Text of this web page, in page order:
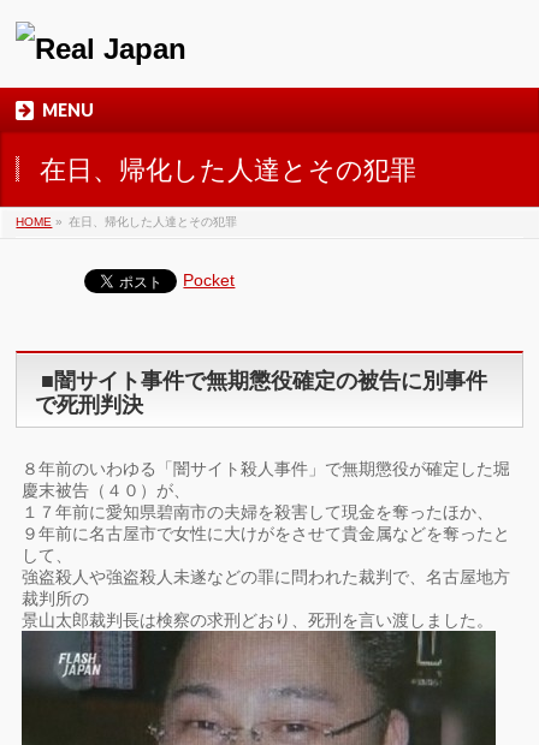
MENU
在日、帰化した人達とその犯罪
HOME » 在日、帰化した人達とその犯罪
Pocket
■闇サイト事件で無期懲役確定の被告に別事件
で死刑判決
８年前のいわゆる「闇サイト殺人事件」で無期懲役が確定した堀
慶末被告（４０）が、
１７年前に愛知県碧南市の夫婦を殺害して現金を奪ったほか、
９年前に名古屋市で女性に大けがをさせて貴金属などを奪ったと
して、
強盗殺人や強盗殺人未遂などの罪に問われた裁判で、名古屋地方
裁判所の
景山太郎裁判長は検察の求刑どおり、死刑を言い渡しました。